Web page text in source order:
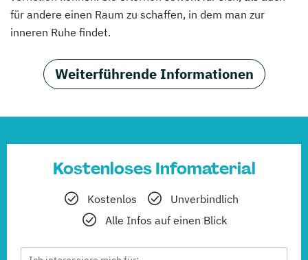
für andere einen Raum zu schaffen, in dem man zur
inneren Ruhe findet.
Weiterführende Informationen
Kostenloses Infomaterial
Kostenlos
Unverbindlich
Alle Infos auf einen Blick